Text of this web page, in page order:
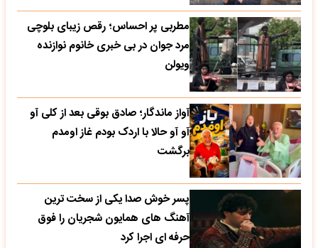
مطربی پر احساس؛ رقص زیبای بلوچی
مرد جوان در بی خبری خانوم نوازنده
ویولن
آواز ماندگار؛ صادق بوقی بعد از کلی آو
آو آو حالا با اردک بودم غاز اومدم
برگشت
پسر خوش صدا یکی از سخت ترین
آهنگ های همایون شجریان را فوق
حرفه ای اجرا کرد